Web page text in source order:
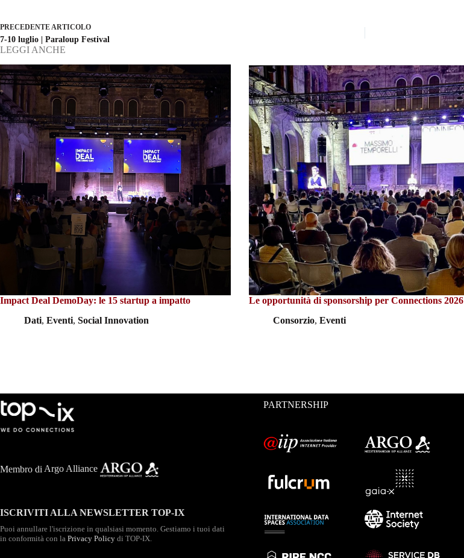
PRECEDENTEARTICOLO
7-10 luglio | Paraloup Festival
LEGGI ANCHE
Impact Deal DemoDay: le 15 startup a impatto
Dati, Eventi, Social Innovation
Le opportunità di sponsorship per Connections 2026
Consorzio,Eventi
Membro di Argo Alliance
ISCRIVITI ALLA NEWSLETTER TOP-IX
Puoi annullare l'iscrizione in qualsiasi momento. Gestiamo i tuoi dati
in conformità con la Privacy Policy di TOP-IX.
PARTNERSHIP